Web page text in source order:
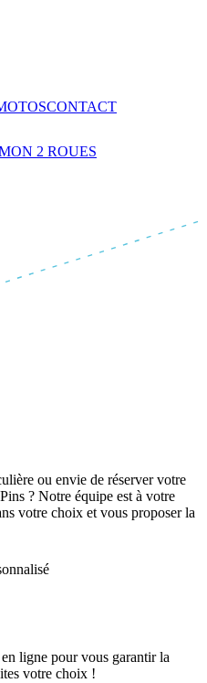
CONTACT
2 ROUES
ou envie de réserver votre
? Notre équipe est à votre
votre choix et vous proposer la
ligne pour vous garantir la
votre choix !